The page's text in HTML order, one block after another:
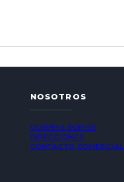
NOSOTROS
QUIÉNES SOMOS
DIRECCIONES
CONTACTO COMERCIAL